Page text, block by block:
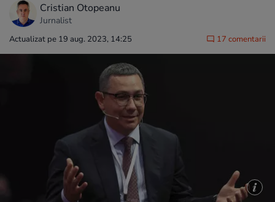
Cristian Otopeanu
Jurnalist
Actualizat pe 19 aug. 2023, 14:25 17 comentarii